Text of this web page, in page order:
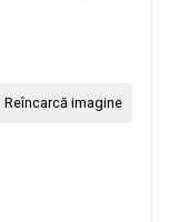
Reîncarcă imagine